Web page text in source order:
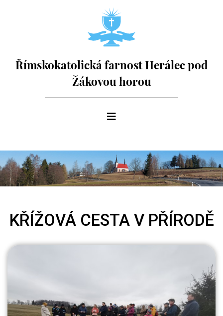
Římskokatolická farnost Herálec pod
Žákovou horou
KŘÍŽOVÁ CESTA V PŘÍRODĚ